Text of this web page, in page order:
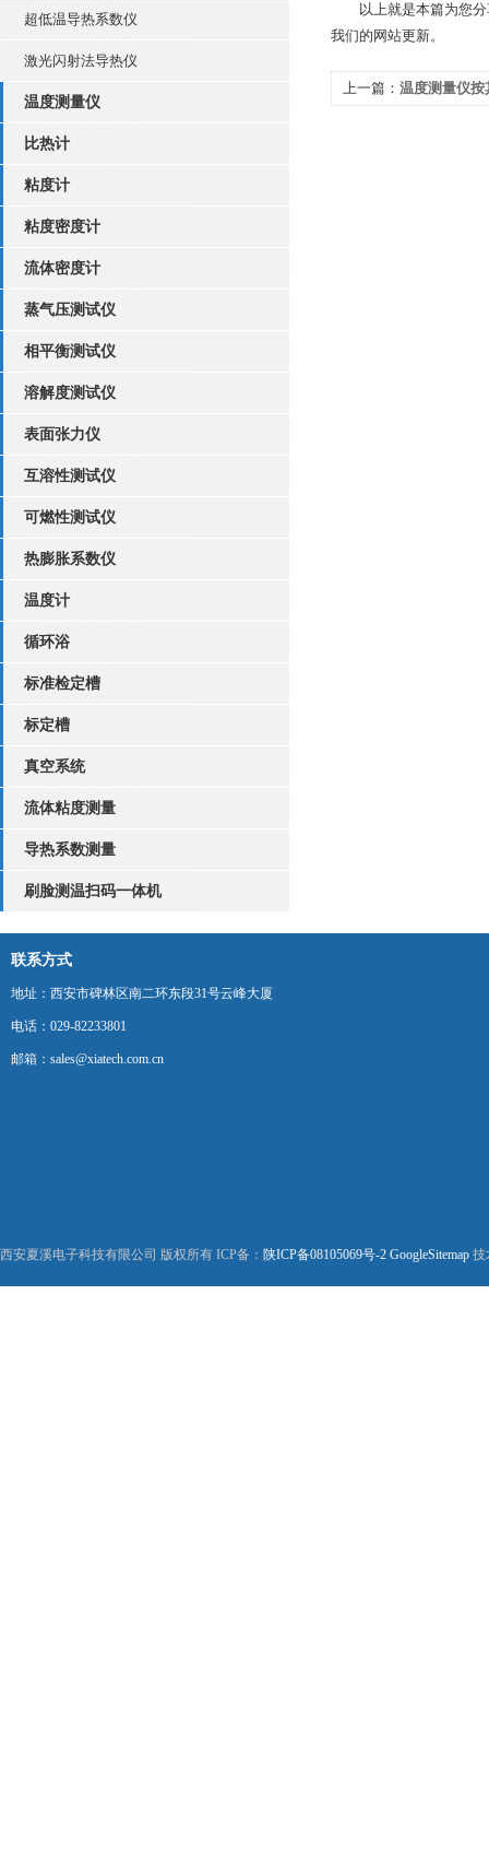
超低温导热系数仪
激光闪射法导热仪
温度测量仪
比热计
粘度计
粘度密度计
流体密度计
蒸气压测试仪
相平衡测试仪
溶解度测试仪
表面张力仪
互溶性测试仪
可燃性测试仪
热膨胀系数仪
温度计
循环浴
标准检定槽
标定槽
真空系统
流体粘度测量
导热系数测量
刷脸测温扫码一体机
以上就是本篇为您分
我们的网站更新。
上一篇： 温度测量仪按
联系方式
地址：西安市碑林区南二环东段31号云峰大厦
电话：029-82233801
邮箱：sales@xiatech.com.cn
西安夏溪电子科技有限公司 版权所有 ICP备： 陕ICP备08105069号-2 GoogleSitemap 技